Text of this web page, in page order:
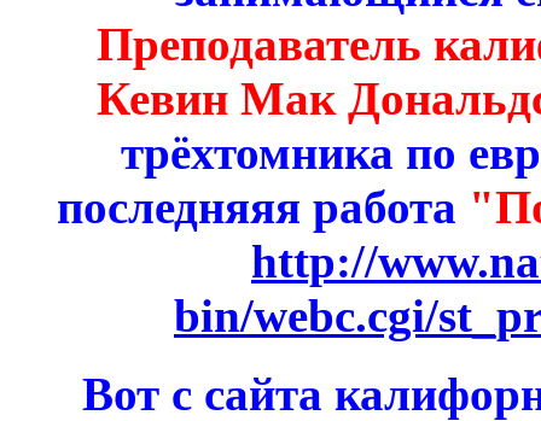
Преподаватель
Кевин Мак
трёхтомника по
последняяя работа
http://
bin/webc.cgi/
Вот с сайта